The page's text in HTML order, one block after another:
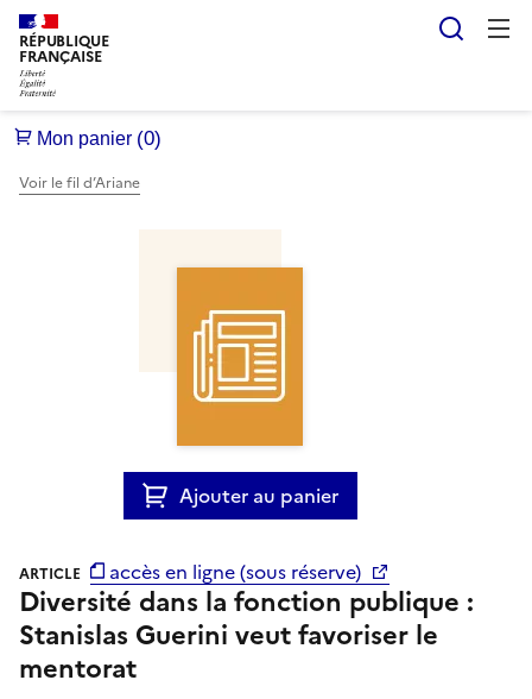
RÉPUBLIQUE
FRANÇAISE
Voir le fil d’Ariane
Ajouter au panier
accès en ligne (sous réserve)
ARTICLE
Diversité dans la fonction publique :
Stanislas Guerini veut favoriser le
mentorat